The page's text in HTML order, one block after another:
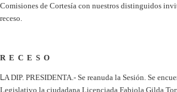
Comisiones de Cortesía con nuestros distinguidos
receso.
R E C E S O
L A DIP. PRESIDENTA.- Se reanuda la Sesión. Se
Legislativo la ciudadana Licenciada Fabiola Gilda